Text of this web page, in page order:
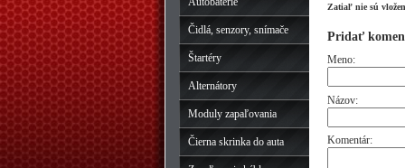
Čidlá, senzory, snímače
Štartéry
Alternátory
Moduly zapaľovania
Čierna skrinka do auta
Zatiaľ nie sú
Pridať
Meno:
Názov:
Komentár: